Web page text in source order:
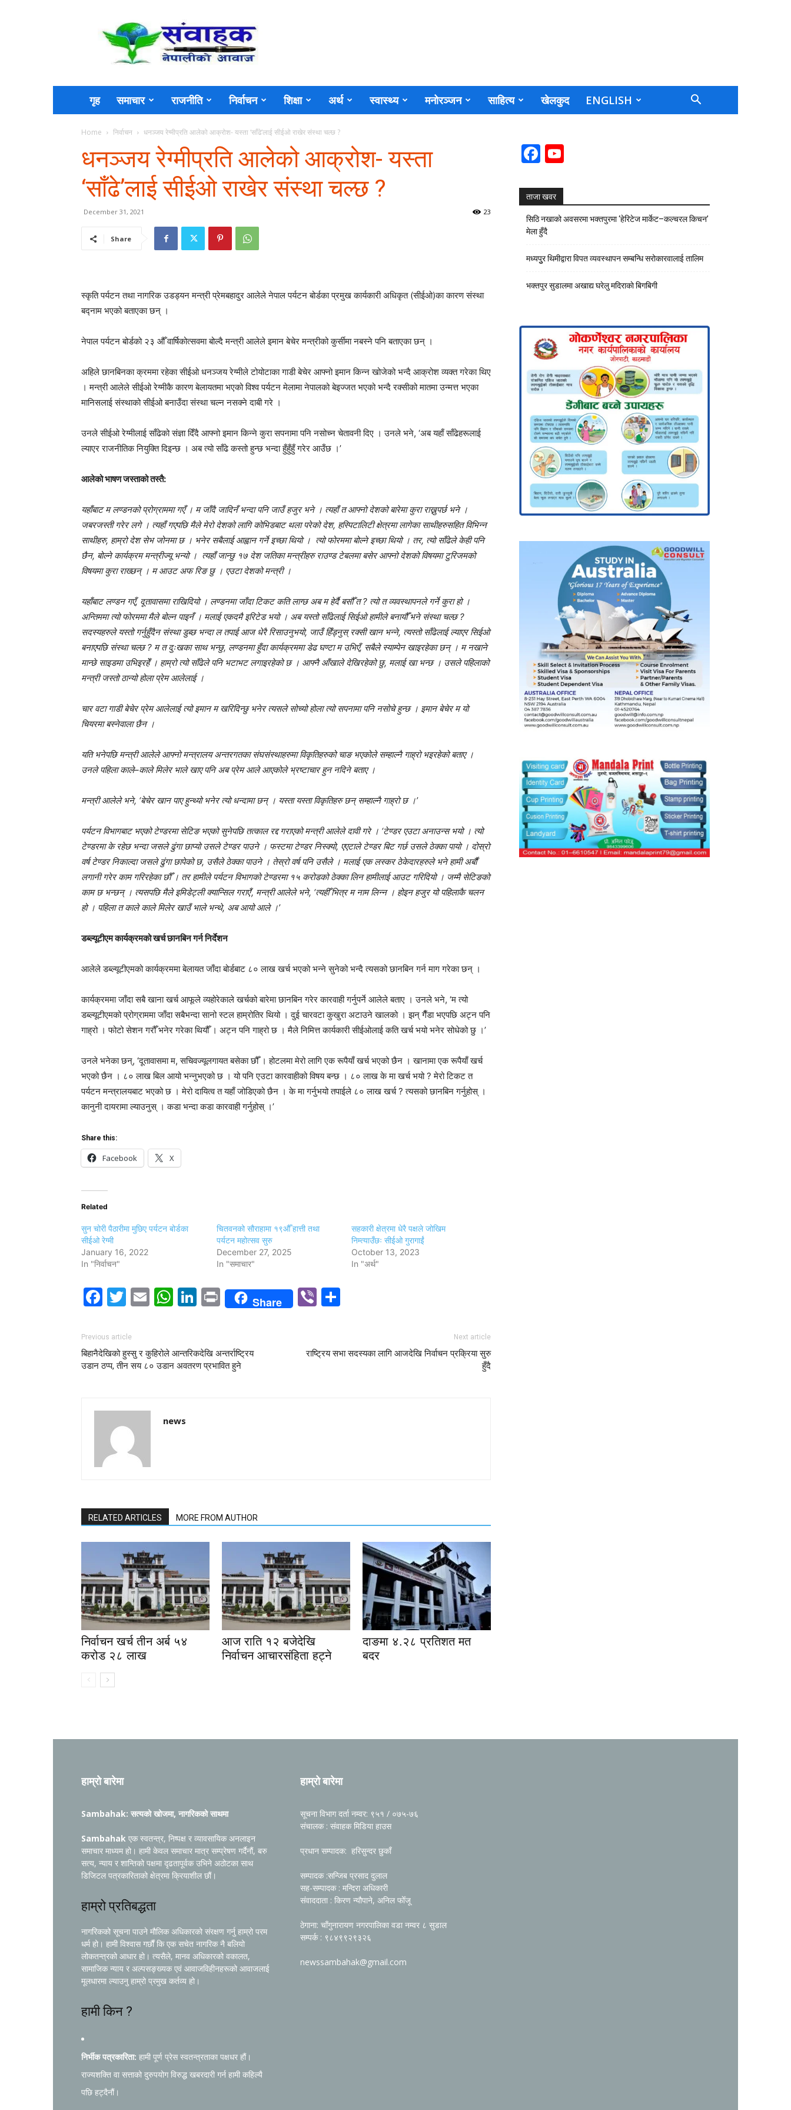
Sambahak
गृह समाचार राजनीति निर्वाचन शिक्षा अर्थ स्वास्थ्य मनोरञ्जन साहित्य खेलकुद ENGLISH
Home निर्वाचन धनञ्जय रेग्मीप्रति आलेको आक्रोश- यस्ता ‘साँढे’लाई सीईओ राखेर संस्था चल्छ ?
धनञ्जय रेग्मीप्रति आलेको आक्रोश- यस्ता
‘साँढे’लाई सीईओ राखेर संस्था चल्छ ?
December 31, 2021 23
Share
स्कृति पर्यटन तथा नागरिक उडड्यन मन्त्री प्रेमबहादुर आलेले नेपाल पर्यटन बोर्डका प्रमुख कार्यकारी अधिकृत (सीईओ)का कारण संस्था
बद्नाम भएको बताएका छन् ।
नेपाल पर्यटन बोर्डको २३ औँ वार्षिकोत्सवमा बोल्दै मन्त्री आलेले इमान बेचेर मन्त्रीको कुर्सीमा नबस्ने पनि बताएका छन् ।
अहिले छानबिनका क्रममा रहेका सीईओ धनञ्जय रेग्मीले टोयोटाका गाडी बेचेर आफ्नो इमान किन्न खोजेको भन्दै आक्रोश व्यक्त गरेका थिए
। मन्त्री आलेले सीईओ रेग्मीकै कारण बेलायतमा भएको विश्व पर्यटन मेलामा नेपालको बेइज्जत भएको भन्दै रक्सीको मातमा उन्मत्त भएका
मानिसलाई संस्थाको सीईओ बनाउँदा संस्था चल्न नसक्ने दाबी गरे ।
उनले सीईओ रेग्मीलाई साँढेको संज्ञा दिँदै आफ्नो इमान किन्ने कुरा सपनामा पनि नसोच्न चेतावनी दिए । उनले भने, ‘अब यहाँ साँढेहरूलाई
ल्याएर राजनीतिक नियुक्ति दिइन्छ । अब त्यो साँढे कस्तो हुन्छ भन्दा हुँहुँहुँ गरेर आउँछ ।’
आलेको भाषण जस्ताको तस्तै:
यहाँबाट म लण्डनको प्रोग्राममा गएँ । म जाँदै जादिनँ भन्दा पनि जाउँ हजुर भने । त्यहाँ त आफ्नो देशको बारेमा कुरा राख्नुपर्छ भने ।
जबरजस्ती गरेर लगे । त्यहाँ गएपछि मैले मेरो देशको लागि कोभिडबाट थला परेको देश, हस्पिटालिटी क्षेत्रमा लागेका साथीहरुसहित विभिन्न
साथीहरु, हाम्रो देश सेभ जोनमा छ । भनेर सबैलाई आह्वान गर्ने इच्छा थियो । त्यो फोरममा बोल्ने इच्छा थियो । तर, त्यो साँढेले केही पनि
छैन, बोल्ने कार्यक्रम मन्त्रीज्यू भन्यो । त्यहाँ जान्छु १७ देश जतिका मन्त्रीहरु राउण्ड टेबलमा बसेर आफ्नो देशको विषयमा टुरिजमको
विषयमा कुरा राख्छन् । म आउट अफ रिङ छु । एउटा देशको मन्त्री ।
यहाँबाट लण्डन गएँ, दूतावासमा राखिदियो । लण्डनमा जाँदा टिकट कति लाग्छ अब म हेर्दै बसौँ त ? त्यो त व्यवस्थापनले गर्ने कुरा हो ।
अन्तिममा त्यो फोरममा मैले बोल्न पाइनँ । मलाई एकदमै इरिटेड भयो । अब यस्तो साँढेलाई सिईओ हामीले बनायौँ भने संस्था चल्छ ?
सदस्यहरुले यस्तो गर्नुहुँदैन संस्था डुब्छ भन्दा ल तपाई आज धेरै रिसाउनुभयो, जाउँ हिँड्नुस् रक्सी खान भन्ने, त्यस्तो साँढेलाई ल्याएर सिईओ
बनाएपछि संस्था चल्छ ? म त दुःखका साथ भन्छु, लण्डनमा हुँदा कार्यक्रममा डेढ घण्टा म उभिएँ, सबैले स्याम्पेन खाइरहेका छन् । म नखाने
मान्छे साइडमा उभिइरहेँ । हाम्रो त्यो साँढेले पनि भटाभट लगाइरहेको छ । आफ्नै आँखाले देखिरहेको छु, मलाई खा भन्छ । उसले पहिलाको
मन्त्री जस्तो ठान्यो होला प्रेम आलेलाई ।
चार वटा गाडी बेचेर प्रेम आलेलाई त्यो इमान म खरिदिन्छु भनेर त्यसले सोच्यो होला त्यो सपनामा पनि नसोचे हुन्छ । इमान बेचेर म यो
चियरमा बस्नेवाला छैन ।
यति भनेपछि मन्त्री आलेले आफ्नो मन्त्रालय अन्तरगतका संघसंस्थाहरुमा विकृतिहरुको चाङ भएकोले सम्हाल्नै गाह्रो भइरहेको बताए ।
उनले पहिला काले–काले मिलेर भाले खाए पनि अब प्रेम आले आएकोले भ्रष्टाचार हुन नदिने बताए ।
मन्त्री आलेले भने, ‘बेचेर खान पाए हुन्थ्यो भनेर त्यो धन्दामा छन् । यस्ता यस्ता विकृतिहरु छन् सम्हाल्नै गाह्रो छ ।’
पर्यटन विभागबाट भएको टेण्डरमा सेटिङ भएको सुनेपछि तत्काल रद्द गराएको मन्त्री आलेले दावी गरे । ‘टेण्डर एउटा अनाउन्स भयो । त्यो
टेण्डरमा के रहेछ भन्दा जसले ढुंगा छाप्यो उसले टेण्डर पाउने । फस्टमा टेण्डर निस्क्यो, एएटाले टेण्डर बिट गर्छ उसले ठेक्का पायो । दोस्रो
वर्ष टेण्डर निकाल्दा जसले ढुंगा छापेको छ, उसैले ठेक्का पाउने । तेस्रो वर्ष पनि उसैले । मलाई एक लस्कर ठेकेदारहरुले भने हामी अर्बौं
लगानी गरेर काम गरिरहेका छौँ । तर हामीले पर्यटन विभागको टेण्डरमा १५ करोडको ठेक्का लिन हामीलाई आउट गरिदियो । जम्मै सेटिङको
काम छ भन्छन् । त्यसपछि मैले इमिडेट्ली क्यान्सिल गराएँ’, मन्त्री आलेले भने, ‘त्यहीँ भित्र म नाम लिन्न । होइन हजुर यो पहिलाकै चलन
हो । पहिला त काले काले मिलेर खाउँ भाले भन्थे, अब आयो आले ।’
डब्ल्यूटीएम कार्यक्रमको खर्च छानबिन गर्न निर्देशन
आलेले डब्ल्यूटीएमको कार्यक्रममा बेलायत जाँदा बोर्डबाट ८० लाख खर्च भएको भन्ने सुनेको भन्दै त्यसको छानबिन गर्न माग गरेका छन् ।
कार्यक्रममा जाँदा सबै खाना खर्च आफूले व्यहोरेकाले खर्चको बारेमा छानबिन गरेर कारवाही गर्नुपर्ने आलेले बताए । उनले भने, ‘म त्यो
डब्ल्यूटीएमको प्रोग्राममा जाँदा सबैभन्दा सानो स्टल हाम्रोतिर थियो । दुई चारवटा कुखुरा अटाउने खालको । झन् गैँडा भएपछि अट्न पनि
गाह्रो । फोटो सेशन गरौँ भनेर गरेका थियौँ । अट्न पनि गाह्रो छ । मैले निमित्त कार्यकारी सीईओलाई कति खर्च भयो भनेर सोधेको छु ।’
उनले भनेका छन्, ‘दूतावासमा म, सचिवज्यूलगायत बसेका छौँ । होटलमा मेरो लागि एक रूपैयाँ खर्च भएको छैन । खानामा एक रूपैयाँ खर्च
भएको छैन । ८० लाख बिल आयो भन्नुभएको छ । यो पनि एउटा कारवाहीको विषय बन्छ । ८० लाख के मा खर्च भयो ? मेरो टिकट त
पर्यटन मन्त्रालयबाट भएको छ । मेरो दायित्व त यहाँ जोडिएको छैन । के मा गर्नुभयो तपाईले ८० लाख खर्च ? त्यसको छानबिन गर्नुहोस् ।
कानुनी दायरामा ल्याउनुस् । कडा भन्दा कडा कारवाही गर्नुहोस् ।’
Share this:
Facebook X
Related
सुन चोरी पैठारीमा मुछिए पर्यटन बोर्डका
सीईओ रेग्मी
January 16, 2022
In "निर्वाचन"
चितवनको सौराहामा १९औँ हात्ती तथा
पर्यटन महोत्सव सुरु
December 27, 2025
In "समाचार"
सहकारी क्षेत्रमा धेरै पक्षले जोखिम
निम्त्याउँछः सीईओ गुरागाईं
October 13, 2023
In "अर्थ"
Facebook
Twitter
EmailWhatsApp
LinkedIn
PrintShare Viber
Previous article
बिहानैदेखिको हुस्सु र कुहिरोले आन्तरिकदेखि अन्तर्राष्ट्रिय
उडान ठप्प, तीन सय ८० उडान अवतरण प्रभावित हुने
Next article
राष्ट्रिय सभा सदस्यका लागि आजदेखि निर्वाचन प्रक्रिया सुरु
हुँदै
news
RELATED ARTICLES MORE FROM AUTHOR
निर्वाचन खर्च तीन अर्ब ५४
करोड २८ लाख
आज राति १२ बजेदेखि
निर्वाचन आचारसंहिता हट्ने
दाङमा ४.२८ प्रतिशत मत
बदर
Facebook
ताजा खवर
सिठि नखाको अवसरमा भक्तपुरमा ‘हेरिटेज मार्केट–कल्चरल किचन’
मेला हुँदै
मध्यपुुर थिमीद्वारा विपत व्यवस्थापन सम्बन्धि सरोकारवालाई तालिम
भक्तपुर सुडालमा अखाद्य घरेलु मदिराकाे बिगबिगी
हाम्रो बारेमा
Sambahak: सत्यको खोजमा, नागरिकको साथमा
Sambahak एक स्वतन्त्र, निष्पक्ष र व्यावसायिक अनलाइन
समाचार माध्यम हो। हामी केवल समाचार मात्र सम्प्रेषण गर्दैनौं, बरु
सत्य, न्याय र शान्तिको पक्षमा दृढतापूर्वक उभिने अठोटका साथ
डिजिटल पत्रकारिताको क्षेत्रमा क्रियाशील छौं।
हाम्रो प्रतिबद्धता
नागरिकको सूचना पाउने मौलिक अधिकारको संरक्षण गर्नु हाम्रो परम
धर्म हो। हामी विश्वास गर्छौं कि एक सचेत नागरिक नै बलियो
लोकतन्त्रको आधार हो। त्यसैले, मानव अधिकारको वकालत,
सामाजिक न्याय र अल्पसङ्ख्यक एवं आवाजविहीनहरूको आवाजलाई
मूलधारमा ल्याउनु हाम्रो प्रमुख कर्तव्य हो।
हामी किन ?
निर्भीक पत्रकारिता: हामी पूर्ण प्रेस स्वतन्त्रताका पक्षधर हौं।
राज्यशक्ति वा सत्ताको दुरुपयोग विरुद्ध खबरदारी गर्न हामी कहिल्यै
पछि हट्दैनौं।
हाम्रो बारेमा
सूचना विभाग दर्ता नम्वर: ९५१ / ०७५-७६
संचालक : संवाहक मिडिया हाउस
प्रधान सम्पादक: हरिसुन्दर छुकाँ
सम्पादक :सन्जिब प्रसाद दुलाल
सह-सम्पादक : मन्दिरा अधिकारी
संवाददाता : किरण न्यौपाने, अनिल फोँजू
ठेगाना: चाँगुनारायण नगरपालिका वडा नम्वर ८ सुडाल
सम्पर्क : ९८४९९२९३२६
newssambahak@gmail.com